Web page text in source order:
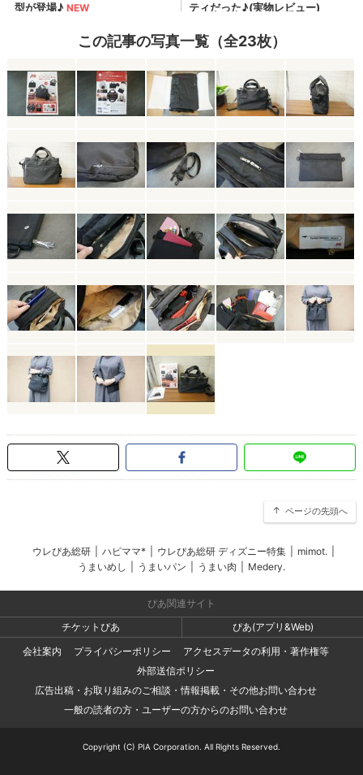
この記事の写真一覧（全23枚）
ページの先頭へ
ウレぴあ総研 ハピママ* ウレぴあ総研 ディズニー特集 mimot.
うまいめし
うまいパン うまい肉 Medery.
ぴあ関連サイト
チケットぴあ
ぴあ(アプリ&Web)
会社案内
プライバシーポリシー
アクセスデータの利用・著作権等
外部送信ポリシー
広告出稿・お取り組みのご相談・情報掲載・その他お問い合わせ
一般の読者の方・ユーザーの方からのお問い合わせ
Copyright (C) PIA Corporation. All Rights Reserved.